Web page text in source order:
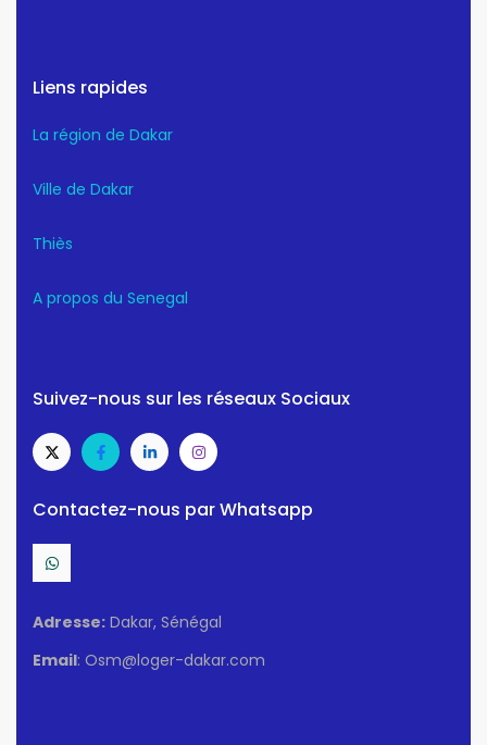
Liens rapides
La région de Dakar
Ville de Dakar
Thiès
A propos du Senegal
Suivez-nous sur les réseaux Sociaux
Contactez-nous par Whatsapp
Adresse: Dakar, Sénégal
Email: Osm@loger-dakar.com